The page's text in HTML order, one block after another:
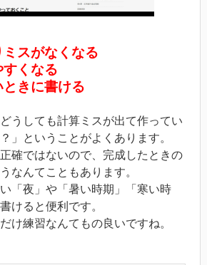
ミスがなくなる
すくなる
ときに書ける
うしても計算ミスが出て作ってい
」ということがよくあります。
確ではないので、完成したときの
なんてこともあります。
「夜」や「暑い時期」「寒い時
けると便利です。
け練習なんてもの良いですね。